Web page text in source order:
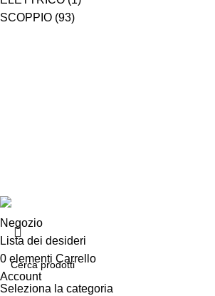
SCOPPIO (93)
Seleziona la categoria
Negozio
Lista dei desideri
0 elementi Carrello
Account